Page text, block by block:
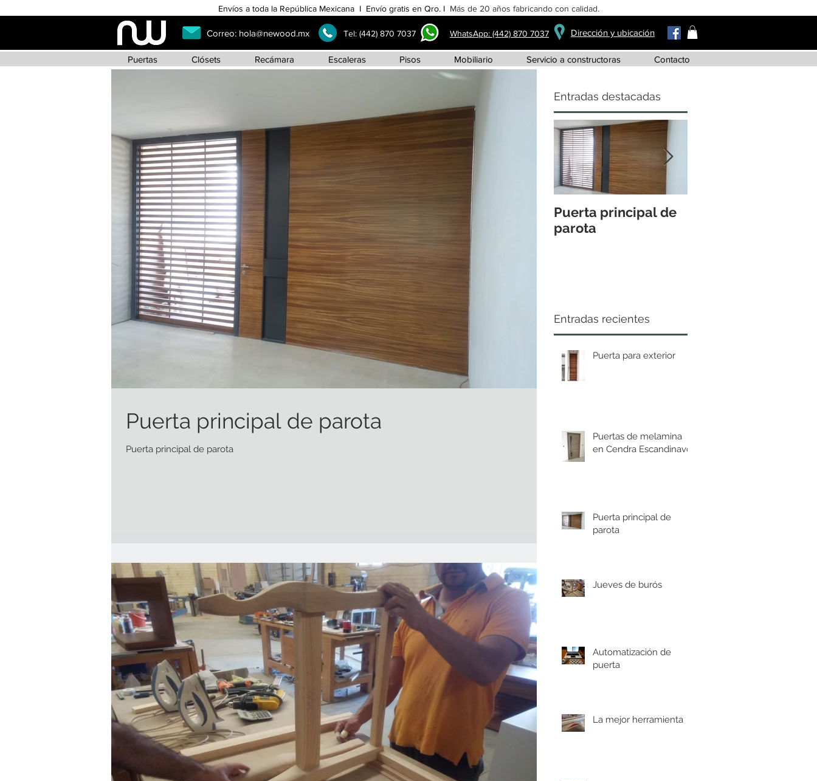
Envíos a toda la República Mexicana I Envío gratis en Qro. I Más de 20 años fabricando con calidad.
Correo: hola@newood.mx Tel: (442) 870 7037 WhatsApp: (442) 870 7037 Dirección y ubicación
Puertas Clósets Recámara Escaleras Pisos Mobiliario Servicio a constructoras Contacto
Puerta principal de parota
Puerta principal de parota
Entradas destacadas
Puerta principal de
parota
Entradas recientes
Puerta para exterior
Puertas de melamina
en Cendra Escandinavo
Puerta principal de
parota
Jueves de burós
Automatización de
puerta
La mejor herramienta